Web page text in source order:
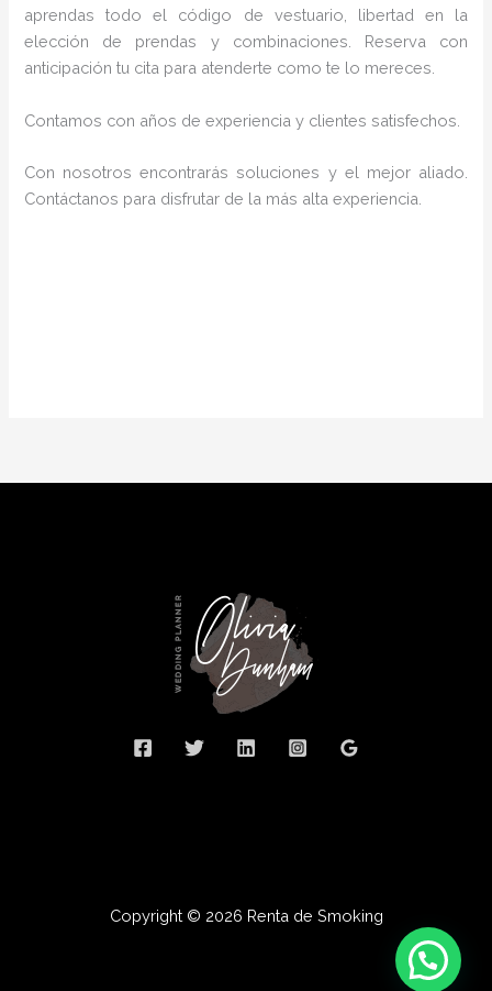
aprendas todo el código de vestuario, libertad en la
elección de prendas y combinaciones. Reserva con
anticipación tu cita para atenderte como te lo mereces.
Contamos con años de experiencia y clientes satisfechos.
Con nosotros encontrarás soluciones y el mejor aliado.
Contáctanos para disfrutar de la más alta experiencia.
Copyright © 2026 Renta de Smoking